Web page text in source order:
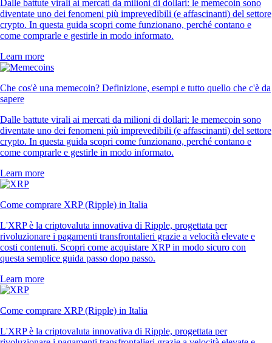
Dalle battute virali ai mercati da milioni di dollari: le memecoin sono
diventate uno dei fenomeni più imprevedibili (e affascinanti) del settore
crypto. In questa guida scopri come funzionano, perché contano e
come comprarle e gestirle in modo informato.
Learn more
Che cos'è una memecoin? Definizione, esempi e tutto quello che c'è da
sapere
Dalle battute virali ai mercati da milioni di dollari: le memecoin sono
diventate uno dei fenomeni più imprevedibili (e affascinanti) del settore
crypto. In questa guida scopri come funzionano, perché contano e
come comprarle e gestirle in modo informato.
Learn more
Come comprare XRP (Ripple) in Italia
L'XRP è la criptovaluta innovativa di Ripple, progettata per
rivoluzionare i pagamenti transfrontalieri grazie a velocità elevate e
costi contenuti. Scopri come acquistare XRP in modo sicuro con
questa semplice guida passo dopo passo.
Learn more
Come comprare XRP (Ripple) in Italia
L'XRP è la criptovaluta innovativa di Ripple, progettata per